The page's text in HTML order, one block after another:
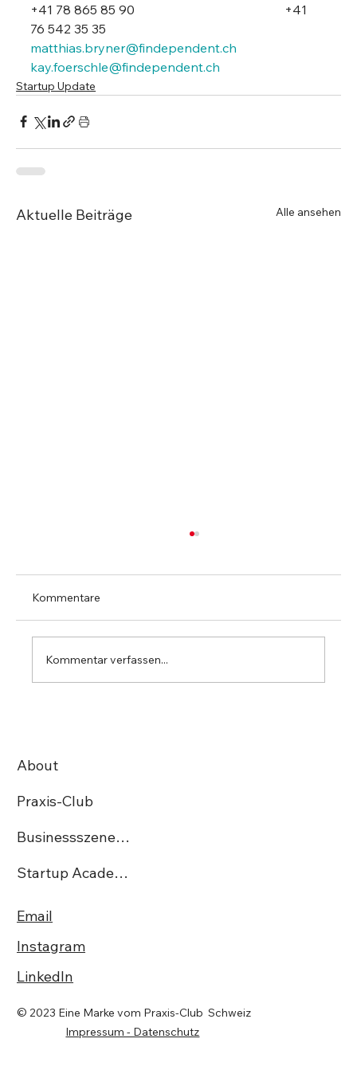
+41 78 865 85 90                                               +41
76 542 35 35
matthias.bryner@findependent.ch
kay.foerschle@findependent.ch
Startup Update
Aktuelle Beiträge Alle ansehen
Kommentare
Kommentar verfassen...
About
Praxis-Club
Businessszene.ch
Startup Academy CH
Email
Instagram
LinkedIn
© 2023 Eine Marke vom Praxis-Club Schweiz
Impressum - Datenschutz